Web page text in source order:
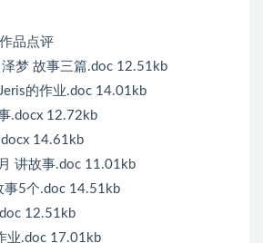
品点评
梦 故事三篇.doc 12.51kb
的作业.doc 14.01kb
.docx 12.72kb
14.61kb
讲故事.doc 11.01kb
事5个.doc 14.51kb
12.51kb
业.doc 17.01kb